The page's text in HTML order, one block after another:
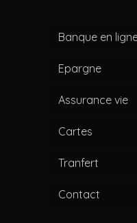
Banque en
Epargne
Assurance vie
Cartes
Tranfert
Contact